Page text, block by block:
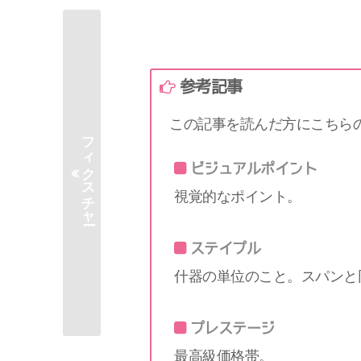
フィクスチャー
参考記事
この記事を読んだ方にこちら
ビジュアルポイント
視覚的なポイント。
ステイプル
什器の単位のこと。スパンと
プレステージ
最高級価格帯。